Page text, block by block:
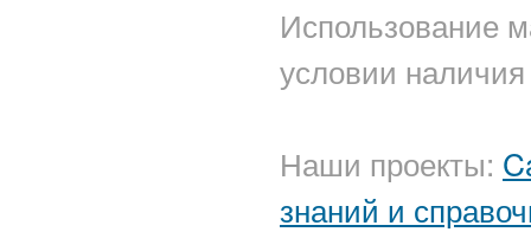
Использование
условии
Наши проекты:
знаний и